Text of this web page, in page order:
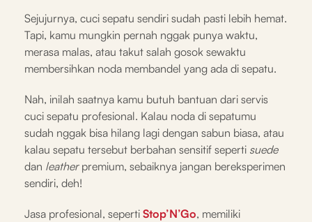
Sejujurnya, cuci sepatu sendiri sudah pasti lebih hemat.
Tapi, kamu mungkin pernah nggak punya waktu,
merasa malas, atau takut salah gosok sewaktu
membersihkan noda membandel yang ada di sepatu.
Nah, inilah saatnya kamu butuh bantuan dari servis
cuci sepatu profesional. Kalau noda di sepatumu
sudah nggak bisa hilang lagi dengan sabun biasa, atau
kalau sepatu tersebut berbahan sensitif seperti suede
dan leatherpremium, sebaiknya jangan bereksperimen
sendiri, deh!
Jasa profesional, seperti Stop’N’Go, memiliki